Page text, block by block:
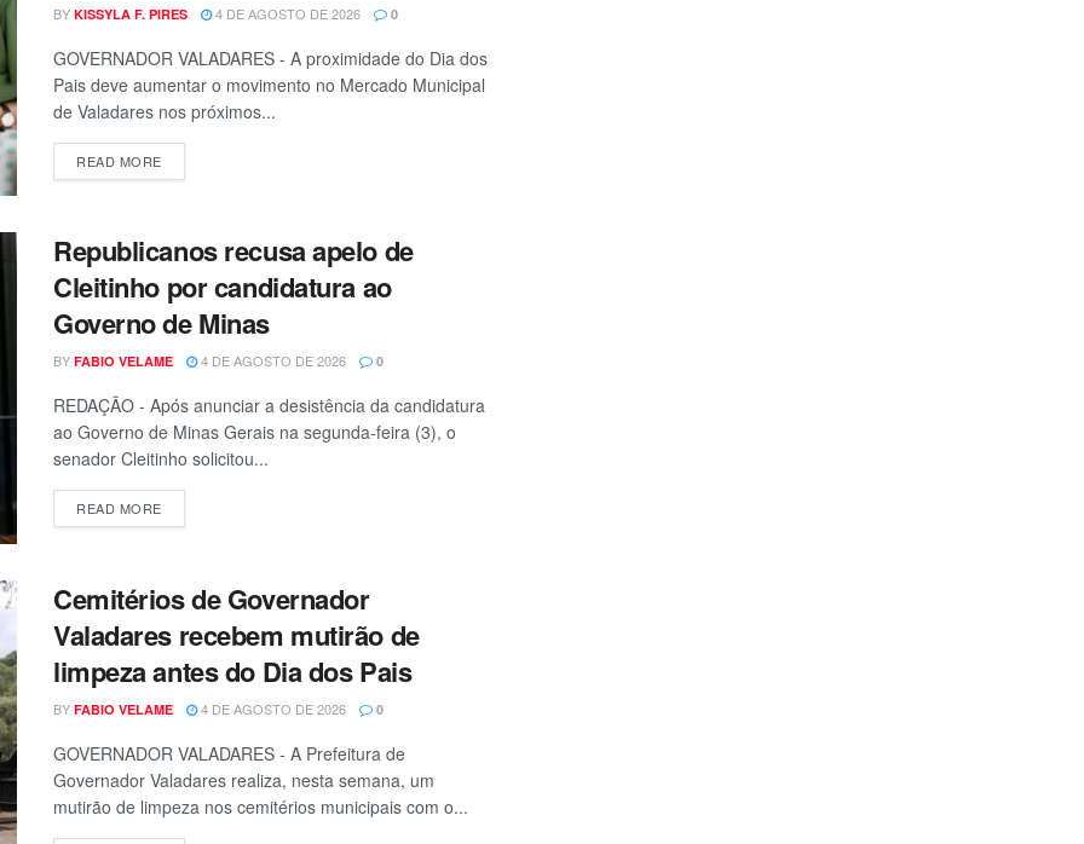
BY KISSYLA F. PIRES 4 DE AGOSTO DE 2026 0
GOVERNADOR VALADARES - A proximidade do Dia dos
Pais deve aumentar o movimento no Mercado Municipal
de Valadares nos próximos...
READ MORE
Republicanos recusa apelo de
Cleitinho por candidatura ao
Governo de Minas
BY FABIO VELAME 4 DE AGOSTO DE 2026 0
REDAÇÃO - Após anunciar a desistência da candidatura
ao Governo de Minas Gerais na segunda-feira (3), o
senador Cleitinho solicitou...
READ MORE
Cemitérios de Governador
Valadares recebem mutirão de
limpeza antes do Dia dos Pais
BY FABIO VELAME 4 DE AGOSTO DE 2026 0
GOVERNADOR VALADARES - A Prefeitura de
Governador Valadares realiza, nesta semana, um
mutirão de limpeza nos cemitérios municipais com o...